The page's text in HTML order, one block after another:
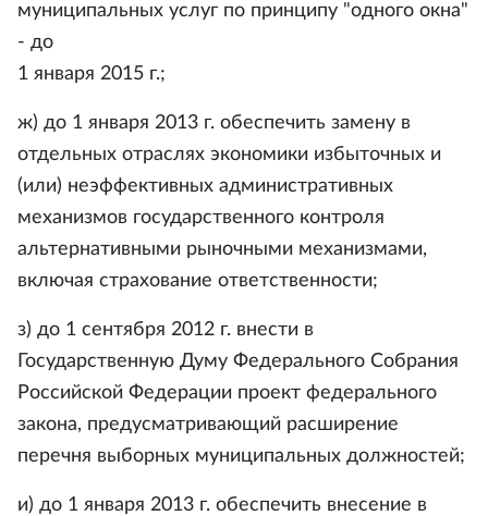
муниципальных услуг по принципу "одного окна"
- до
1 января 2015 г.;
ж) до 1 января 2013 г. обеспечить замену в
отдельных отраслях экономики избыточных и
(или) неэффективных административных
механизмов государственного контроля
альтернативными рыночными механизмами,
включая страхование ответственности;
з) до 1 сентября 2012 г. внести в
Государственную Думу Федерального Собрания
Российской Федерации проект федерального
закона, предусматривающий расширение
перечня выборных муниципальных должностей;
и) до 1 января 2013 г. обеспечить внесение в